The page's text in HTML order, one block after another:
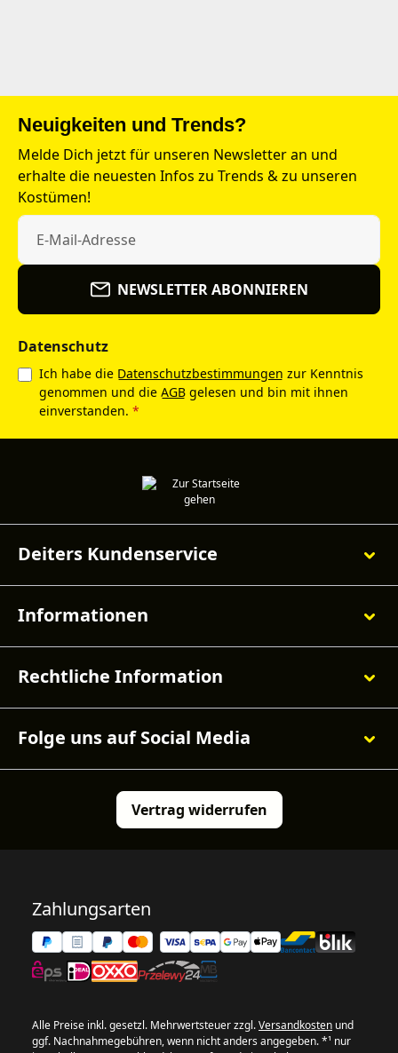
Neuigkeiten und Trends?
Melde Dich jetzt für unseren Newsletter an und
erhalte die neuesten Infos zu Trends & zu unseren
Kostümen!
NEWSLETTER ABONNIEREN
Datenschutz
Ich habe die Datenschutzbestimmungen zur Kenntnis
genommen und die AGB gelesen und bin mit ihnen
einverstanden. *
Deiters Kundenservice
Informationen
Rechtliche Information
Folge uns auf Social Media
Vertrag widerrufen
Zahlungsarten
Alle Preise inkl. gesetzl. Mehrwertsteuer zzgl.Versandkosten und
ggf. Nachnahmegebühren, wenn nicht anders angegeben. *¹ nur